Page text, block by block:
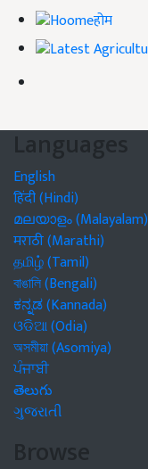
होम
Languages
English
हिंदी (Hindi)
മലയാളം (Malayalam)
मराठी (Marathi)
தமிழ் (Tamil)
বাঙালি (Bengali)
ಕನ್ನಡ (Kannada)
ଓଡିଆ (Odia)
অসমীয়া (Asomiya)
ਪੰਜਾਬੀ
తెలుగు
ગુજરાતી
Browse